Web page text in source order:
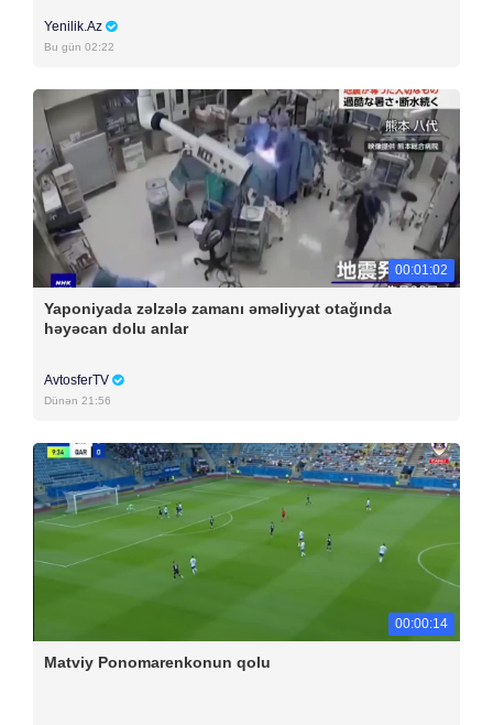
Yenilik.Az
Bu gün 02:22
00:01:02
Yaponiyada zəlzələ zamanı əməliyyat otağında
həyəcan dolu anlar
AvtosferTV
Dünən 21:56
00:00:14
Matviy Ponomarenkonun qolu